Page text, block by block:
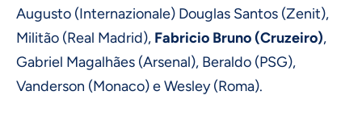
Augusto (Internazionale) Douglas Santos (Zenit),
Militão (Real Madrid), Fabricio Bruno (Cruzeiro),
Gabriel Magalhães (Arsenal), Beraldo (PSG),
Vanderson (Monaco) e Wesley (Roma).